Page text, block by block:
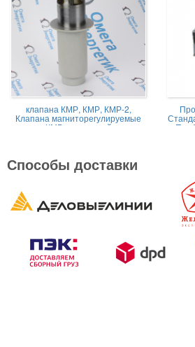
клапана КМР, КМР, КМР-2,
Клапана магниторегулируемые
КМР жидкостной
Способы доставки